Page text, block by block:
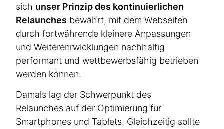
sich unser Prinzip des konti­nu­ier­lichen
Relaunches bewährt, mit dem Webseiten
durch fortwäh­rende kleinere Anpassungen
und Weite­ren­r­wick­lungen nachhaltig
performant und wettbe­werbs­fähig betrieben
werden können.
Damals lag der Schwerpunkt des
Relaunches auf der Optimierung für
Smartphones und Tablets. Gleich­zeitig sollte